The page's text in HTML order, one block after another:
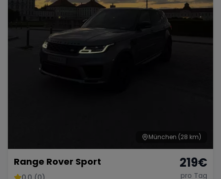
München (28 km)
Range Rover Sport 219€
pro Tag